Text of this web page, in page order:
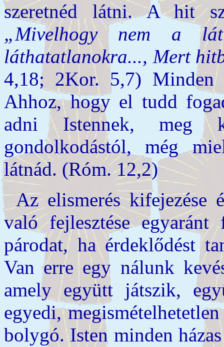
szeretnéd látni. A hit
„Mivelhogy nem a
láthatatlanokra..., Mert
4,18; 2Kor. 5,7)
Ahhoz, hogy el tudd
adni Istennek, meg
gondolkodástól, még
látnád. (Róm. 12,2)
Az elismerés kifejezése
való fejlesztése
párodat, ha érdeklődést
Van erre egy nálunk
amely együtt játszik,
egyedi,
bolygó. Isten minden